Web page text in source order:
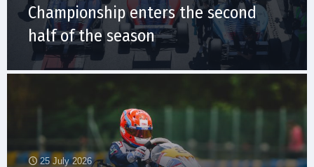
Championship enters the second
half of the season
25 July 2026